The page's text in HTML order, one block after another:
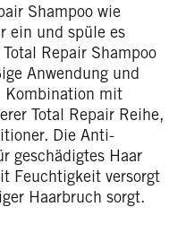
Shampoo wie
ein und spüle es
Repair Shampoo
Anwendung und
Kombination mit
Total Repair Reihe,
Die Anti-
geschädigtes Haar
Feuchtigkeit versorgt
Haarbruch sorgt.